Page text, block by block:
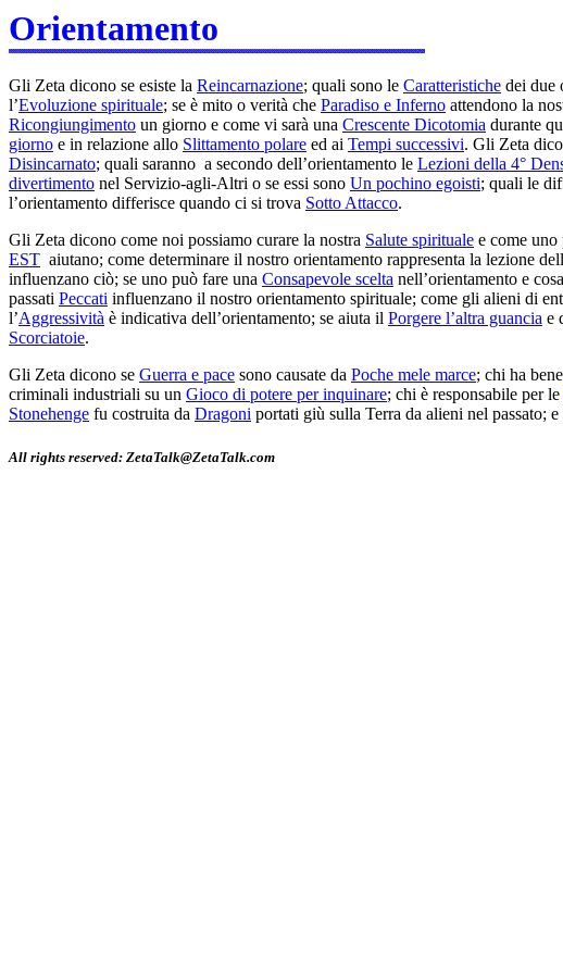
Orientamento
Gli Zeta dicono se esiste la Reincarnazione; quali sono le Caratteristiche dei due
l’Evoluzione spirituale; se è mito o verità che Paradiso e Inferno attendono la
Ricongiungimento un giorno e come vi sarà una Crescente Dicotomia durante
giorno e in relazione allo Slittamento polare ed ai Tempi successivi. Gli Zeta
Disincarnato; quali saranno a secondo dell’orientamento le Lezioni della 4°
divertimento nel Servizio-agli-Altri o se essi sono Un pochino egoisti; quali le
l’orientamento differisce quando ci si trova Sotto Attacco.
Gli Zeta dicono come noi possiamo curare la nostra Salute spirituale e come
EST aiutano; come determinare il nostro orientamento rappresenta la lezione
influenzano ciò; se uno può fare una Consapevole scelta nell’orientamento e
passati Peccati influenzano il nostro orientamento spirituale; come gli alieni di
l’Aggressività è indicativa dell’orientamento; se aiuta il Porgere l’altra guancia e
Scorciatoie.
Gli Zeta dicono se Guerra e pace sono causate da Poche mele marce; chi ha
criminali industriali su un Gioco di potere per inquinare; chi è responsabile per le
Stonehenge fu costruita da Dragoni portati giù sulla Terra da alieni nel passato; e
All rights reserved: ZetaTalk@ZetaTalk.com